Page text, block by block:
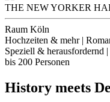
THE NEW YORKER
Raum Köln
Hochzeiten & mehr |
Speziell & herausfordernd
bis 200 Personen
History meets